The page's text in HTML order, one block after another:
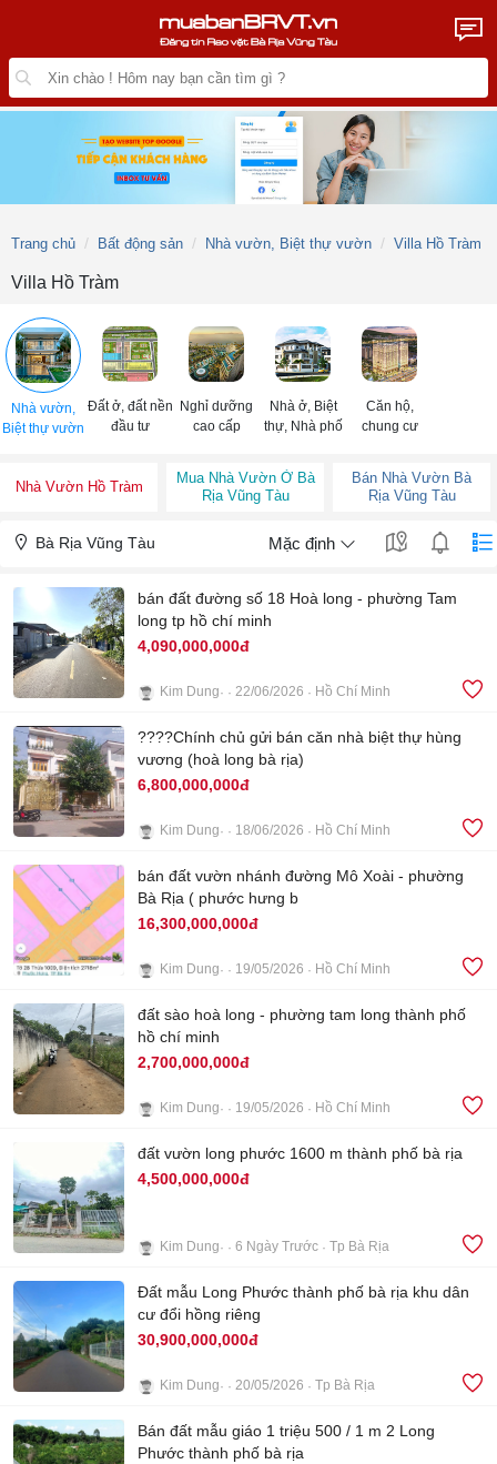
Trang chủ Bất động sản Nhà vườn, Biệt thự vườn Villa Hồ Tràm
Villa Hồ Tràm
Nhà vườn,
Biệt thự vườn
Đất ở, đất nền
đầu tư
Nghỉ dưỡng
cao cấp
Nhà ở, Biệt
thự, Nhà phố
Căn hộ,
chung cư
Nhà Vườn Hồ Tràm
Mua Nhà Vườn Ở Bà
Rịa Vũng Tàu
Bán Nhà Vườn Bà
Rịa Vũng Tàu
Bà Rịa Vũng Tàu Mặc định
bán đất đường số 18 Hoà long - phường Tam
long tp hồ chí minh
4,090,000,000đ
Kim Dung 22/06/2026 Hồ Chí Minh
????Chính chủ gửi bán căn nhà biệt thự hùng
vương (hoà long bà rịa)
6,800,000,000đ
Kim Dung 18/06/2026 Hồ Chí Minh
bán đất vườn nhánh đường Mô Xoài - phường
Bà Rịa ( phước hưng b
16,300,000,000đ
Kim Dung 19/05/2026 Hồ Chí Minh
đất sào hoà long - phường tam long thành phố
hồ chí minh
2,700,000,000đ
Kim Dung 19/05/2026 Hồ Chí Minh
đất vườn long phước 1600 m thành phố bà rịa
4,500,000,000đ
Kim Dung 6 Ngày Trước Tp Bà Rịa
Đất mẫu Long Phước thành phố bà rịa khu dân
cư đổi hồng riêng
30,900,000,000đ
Kim Dung 20/05/2026 Tp Bà Rịa
Bán đất mẫu giáo 1 triệu 500 / 1 m 2 Long
Phước thành phố bà rịa